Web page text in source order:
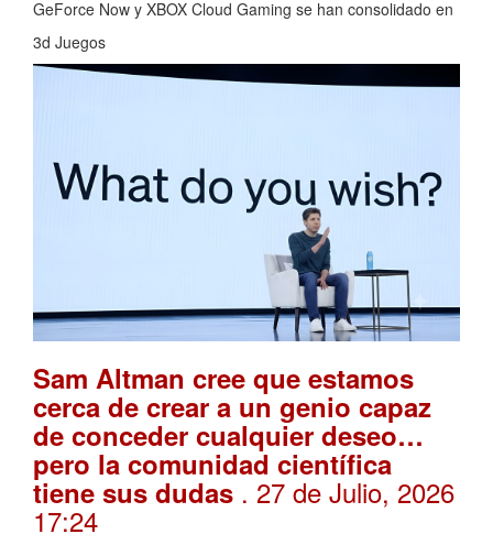
GeForce Now y XBOX Cloud Gaming se han consolidado en
3d Juegos
Sam Altman cree que estamos
cerca de crear a un genio capaz
de conceder cualquier deseo…
pero la comunidad científica
tiene sus dudas . 27 de Julio, 2026
17:24